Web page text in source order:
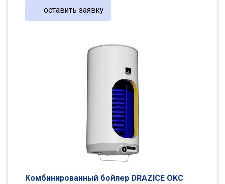
оставить заявку
Комбинированный бойлер DRAZICE OKC